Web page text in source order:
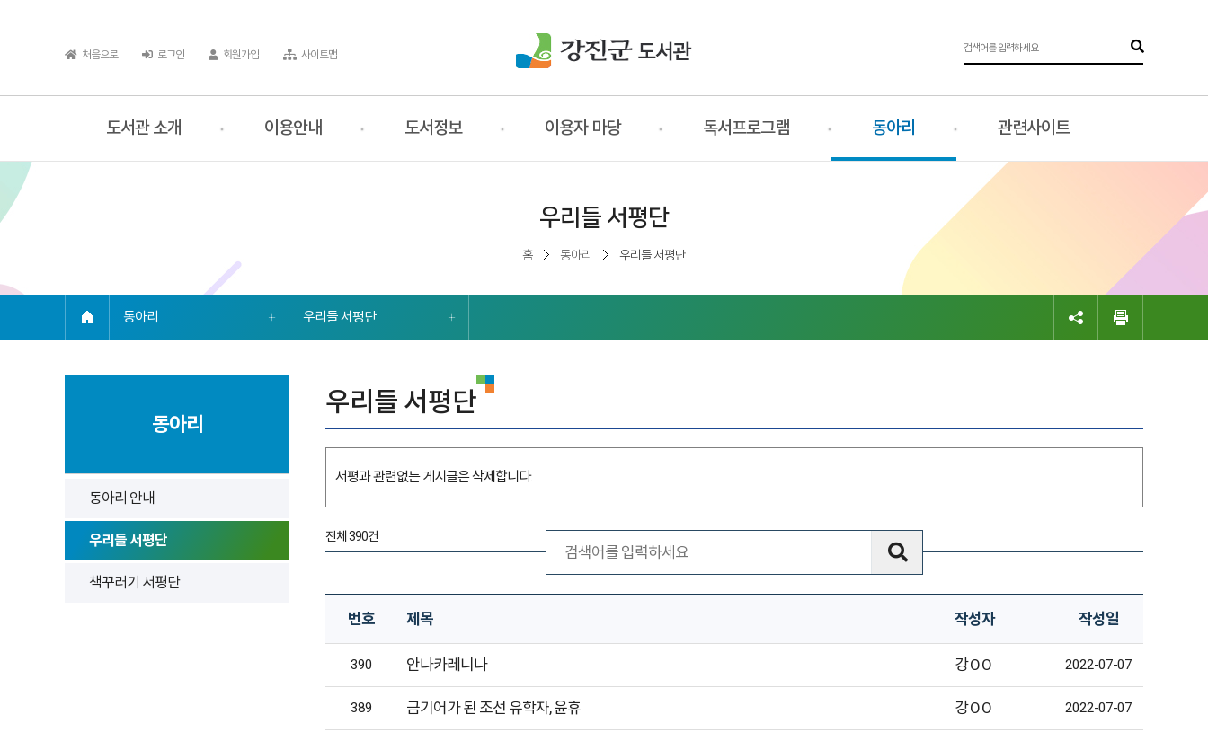
처음으로 로그인 회원가입 사이트맵
도서관 소개 이용안내 도서정보 이용자 마당 독서프로그램 동아리 관련사이트
우리들 서평단
홈 동아리 우리들 서평단
동아리 우리들 서평단
링크복사
동아리
동아리 안내
우리들 서평단
책꾸러기 서평단
우리들 서평단
서평과 관련없는 게시글은 삭제합니다.
전체 390건
들
평
번호 제목 작성자 작성일
390 안나카레니나 강OO 2022-07-07
389 금기어가 된 조선 유학자, 윤휴 강OO 2022-07-07